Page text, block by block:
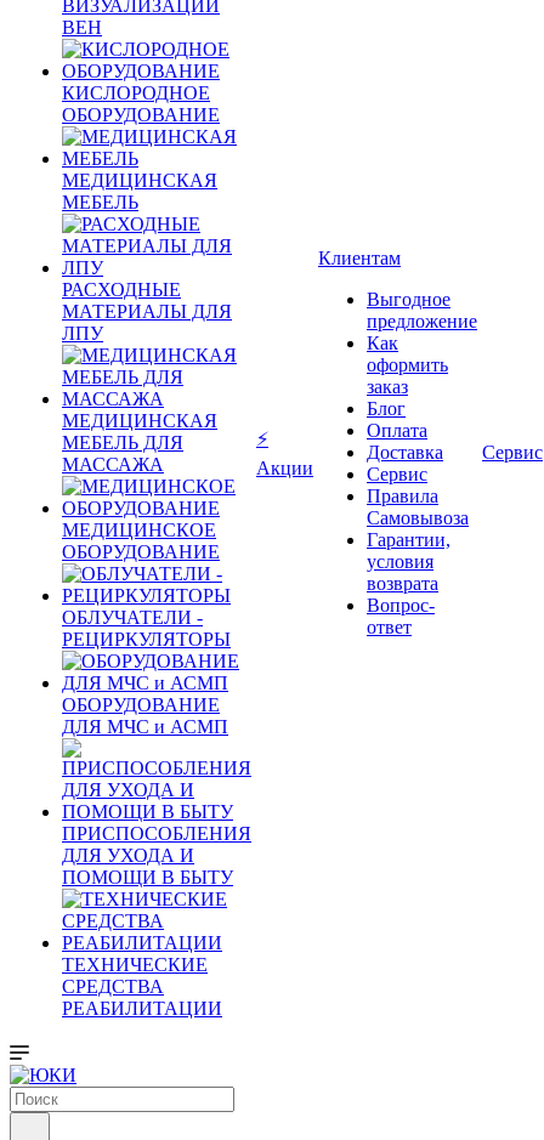
ВИЗУАЛИЗАЦИИ
ВЕН
КИСЛОРОДНОЕ
ОБОРУДОВАНИЕ
МЕДИЦИНСКАЯ
МЕБЕЛЬ
РАСХОДНЫЕ
МАТЕРИАЛЫ ДЛЯ
ЛПУ
МЕДИЦИНСКАЯ
МЕБЕЛЬ ДЛЯ
МАССАЖА
МЕДИЦИНСКОЕ
ОБОРУДОВАНИЕ
ОБЛУЧАТЕЛИ -
РЕЦИРКУЛЯТОРЫ
ОБОРУДОВАНИЕ
ДЛЯ МЧС и АСМП
ПРИСПОСОБЛЕНИЯ
ДЛЯ УХОДА И
ПОМОЩИ В БЫТУ
ТЕХНИЧЕСКИЕ
СРЕДСТВА
РЕАБИЛИТАЦИИ
⚡
Акции
Клиентам
Выгодное
предложение
Как
оформить
заказ
Блог
Оплата
Доставка
Сервис
Правила
Самовывоза
Гарантии,
условия
возврата
Вопрос-
ответ
Сервис